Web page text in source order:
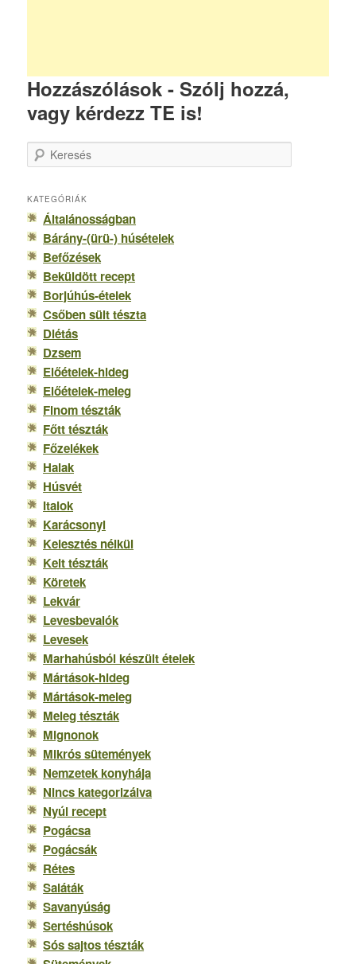
Hozzászólások - Szólj hozzá,
vagy kérdezz TE is!
e
e
s
é
s
KATEGÓRIÁK
Általánosságban
Bárány-(ürü-) húsételek
Befőzések
Beküldött recept
Borjúhús-ételek
Csőben sült tészta
Diétás
Dzsem
Előételek-hideg
Előételek-meleg
Finom tészták
Főtt tészták
Főzelékek
Halak
Húsvét
Italok
Karácsonyi
Kelesztés nélkül
Kelt tészták
Köretek
Lekvár
Levesbevalók
Levesek
Marhahúsból készült ételek
Mártások-hideg
Mártások-meleg
Meleg tészták
Mignonok
Mikrós sütemények
Nemzetek konyhája
Nincs kategorizálva
Nyúl recept
Pogácsa
Pogácsák
Rétes
Saláták
Savanyúság
Sertéshúsok
Sós sajtos tészták